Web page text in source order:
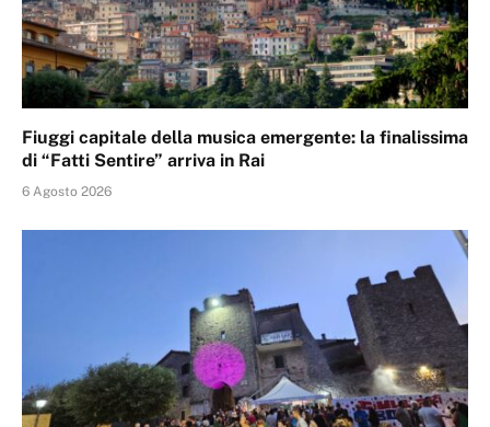
Fiuggi capitale della musica emergente: la finalissima
di “Fatti Sentire” arriva in Rai
6 Agosto 2026